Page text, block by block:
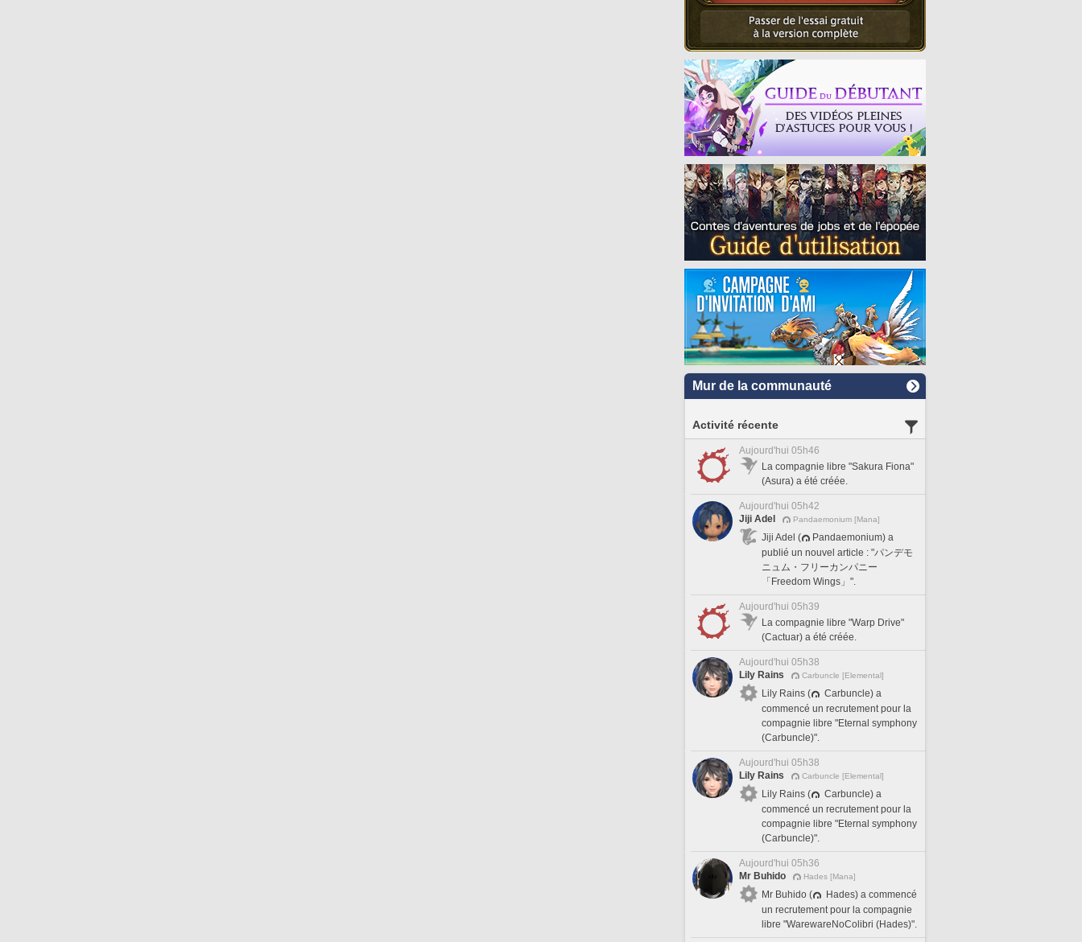
Mur de la communauté
Activité récente
Aujourd'hui 05h46
La compagnie libre "Sakura Fiona"
(Asura) a été créée.
Aujourd'hui 05h42
Jiji Adel
Pandaemonium [Mana]
Jiji Adel (
Pandaemonium) a
publié un nouvel article : "パンデモ
ニュム・フリーカンパニー
「Freedom Wings」".
Aujourd'hui 05h39
La compagnie libre "Warp Drive"
(Cactuar) a été créée.
Aujourd'hui 05h38
Lily Rains
Carbuncle [Elemental]
Lily Rains (
Carbuncle) a
commencé un recrutement pour la
compagnie libre "Eternal symphony
(Carbuncle)".
Aujourd'hui 05h38
Lily Rains
Carbuncle [Elemental]
Lily Rains (
Carbuncle) a
commencé un recrutement pour la
compagnie libre "Eternal symphony
(Carbuncle)".
Aujourd'hui 05h36
Mr Buhido
Hades [Mana]
Mr Buhido (
Hades) a commencé
un recrutement pour la compagnie
libre "WarewareNoColibri (Hades)".